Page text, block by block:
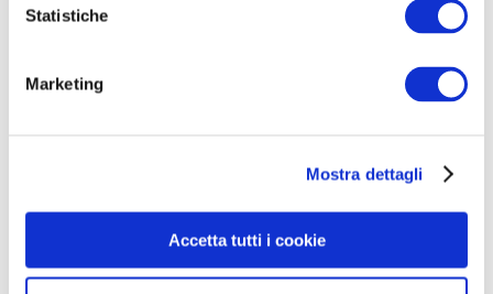
Statistiche
Marketing
Mostra dettagli
Accetta tutti i cookie
graduatoria e il passaggio al
💼 Tipologia Contrattuale e